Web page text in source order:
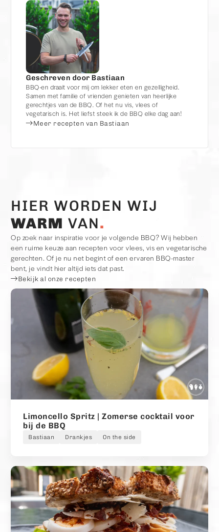
Geschreven door Bastiaan
BBQ-en draait voor mij om lekker eten en gezelligheid.
Samen met familie of vrienden genieten van heerlijke
gerechtjes van de BBQ. Of het nu vis, vlees of
vegetarisch is. Het liefst steek ik de BBQ elke dag aan!
Meer recepten van Bastiaan
HIER WORDEN WIJ
WARM VAN
Op zoek naar inspiratie voor je volgende BBQ? Wij hebben
een ruime keuze aan recepten voor vlees, vis en vegetarische
gerechten. Of je nu net begint of een ervaren BBQ-master
bent, je vindt hier altijd iets dat past.
Bekijk al onze recepten
Limoncello Spritz | Zomerse cocktail voor
bij de BBQ
Bastiaan Drankjes On the side